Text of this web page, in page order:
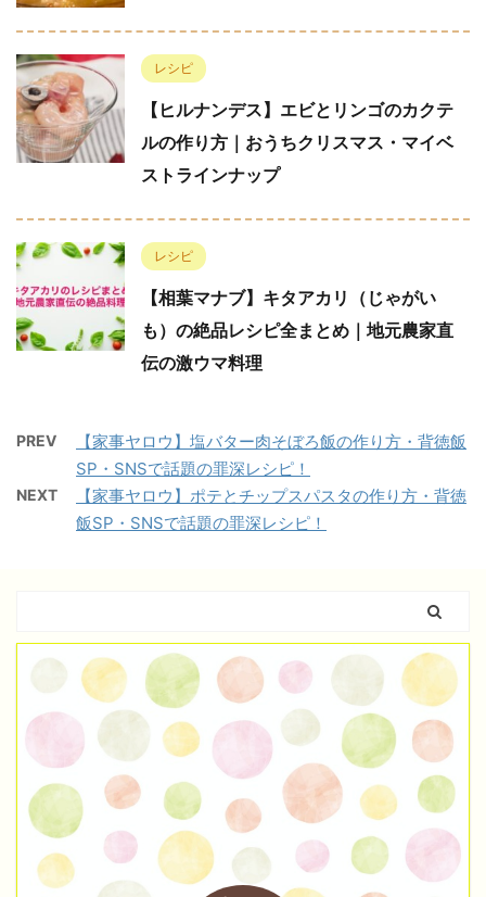
レシピ
【ヒルナンデス】エビとリンゴのカクテ
ルの作り方｜おうちクリスマス・マイベ
ストラインナップ
レシピ
【相葉マナブ】キタアカリ（じゃがい
も）の絶品レシピ全まとめ｜地元農家直
伝の激ウマ料理
PREV
【家事ヤロウ】塩バター肉そぼろ飯の作り方・背徳飯
SP・SNSで話題の罪深レシピ！
NEXT
【家事ヤロウ】ポテとチップスパスタの作り方・背徳
飯SP・SNSで話題の罪深レシピ！